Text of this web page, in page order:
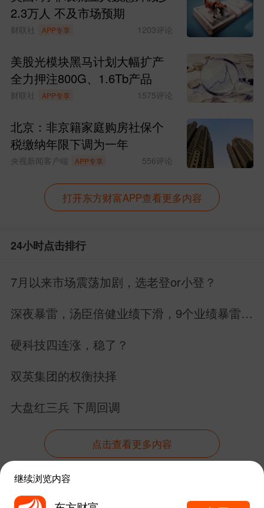
显，总统一心想要掌控格陵兰岛。我们已
经非常明确地表明，这不符合我们的国家
他强调，任何不尊重丹麦王国领土完
整和格陵兰人民自决权的想法，对丹麦来
说都是完全不可接受的。因此丹麦与美国
之间仍存在根本分歧。但丹麦也同意“求同
莫茨费尔特则表示，希望加强与美国
议上达成一致，决定成立高级别工作小
组，以探讨是否能找到解决问题的办法。
拉斯穆森表示，即将组建的高级别工
关切，同时尊重丹麦的底线。预计该工作
组将在几周内举行首次会议。
（文章来源：财联社）
股吧网页版
2.3万人 不及市场预期
财联社 APP专享 1203评论
美股光模块黑马计划大幅扩产
全力押注800G、1.6Tb产品
财联社 APP专享 1575评论
北京：非京籍家庭购房社保个
税缴纳年限下调为一年
央视新闻客户端 APP专享 556评论
打开东方财富APP查看更多内容
24小时点击排行
7月以来市场震荡加剧，选老登or小登？
深夜暴雷，汤臣倍健业绩下滑，9个业绩暴雷，
硬科技四连涨，稳了？
双英集团的权衡抉择
大盘红三兵 下周回调
点击查看更多内容
资讯
继续浏览内容